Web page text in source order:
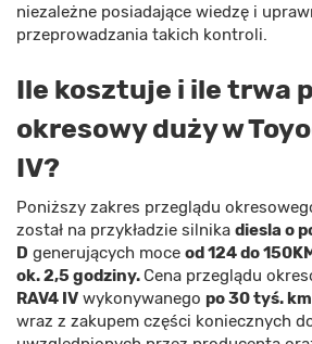
niezależne posiadające wiedzę i
przeprowadzania takich kontroli.
Ile kosztuje i ile trwa
okresowy duży w
IV?
Poniższy zakres przeglądu
został na przykładzie silnika diesla o
D generujących moce od 124 do
ok. 2,5 godziny. Cena przeglądu
RAV4 IV wykonywanego po 30 tyś.
wraz z zakupem części koniecznych